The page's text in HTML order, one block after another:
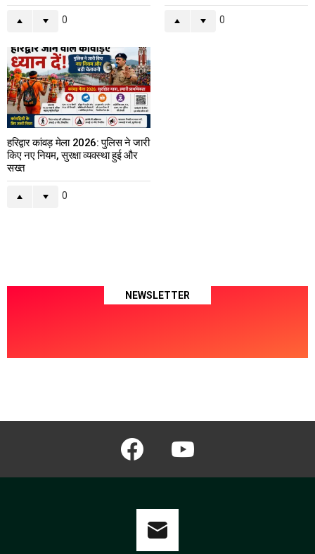
0 0
हरिद्वार कांवड़ मेला 2026: पुलिस ने जारी
किए नए नियम, सुरक्षा व्यवस्था हुई और
सख्त
0
NEWSLETTER
facebook youtube